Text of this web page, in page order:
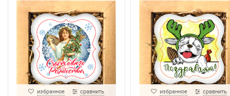
избранное сравнить избранное сравнить